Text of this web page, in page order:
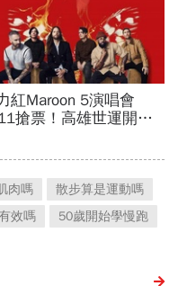
肉嗎
散步算是運動嗎
效嗎 50歲開始學慢跑